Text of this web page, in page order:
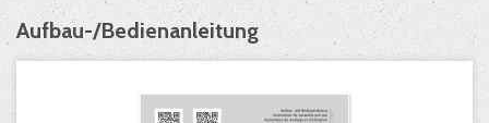
Aufbau-/Bedienanleitung